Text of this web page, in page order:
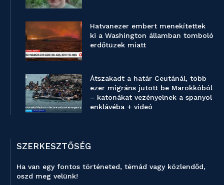
Hatvanezer embert menekítettek
ki a Washington államban tomboló
erdőtüzek miatt
Átszakadt a határ Ceutánál, több
ezer migráns jutott be Marokkóból
– katonákat vezényelnek a spanyol
enklávéba + videó
SZERKESZTŐSÉG
Ha van egy fontos történeted, témád vagy közlendőd,
oszd meg velünk!